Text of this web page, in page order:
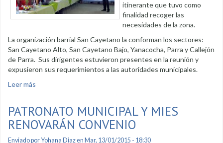
itinerante que tuvo como
finalidad recoger las
necesidades de la zona.
La organización barrial San Cayetano la conforman los sectores:
San Cayetano Alto, San Cayetano Bajo, Yanacocha, Parra y Callejón
de Parra. Sus dirigentes estuvieron presentes en la reunión y
expusieron sus requerimientos a las autoridades municipales.
Leer más
PATRONATO MUNICIPAL Y MIES
RENOVARÁN CONVENIO
Enviado porYohana Diazen Mar, 13/01/2015 - 18:30